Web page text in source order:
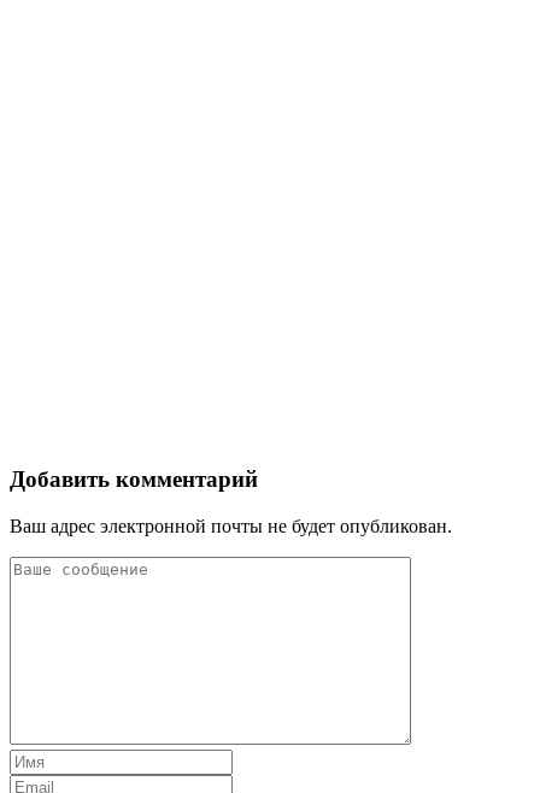
Добавить комментарий
Ваш адрес электронной почты не будет опубликован.